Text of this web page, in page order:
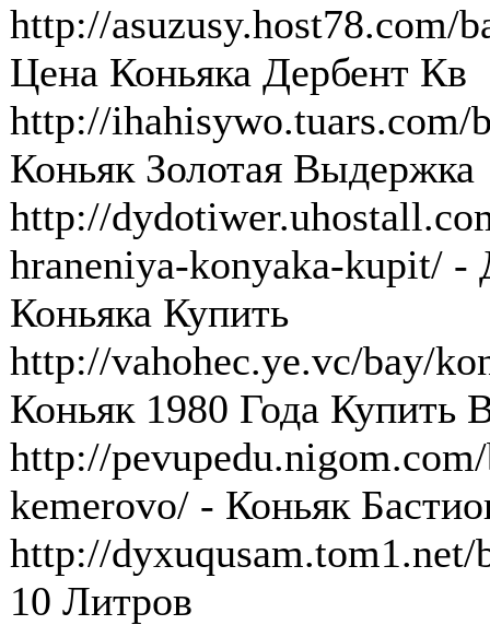
http://asuzusy.host78.com/
Цена Коньяка Дербент Кв
http://
Коньяк Золотая Выдержка
http://
hraneniya-konyaka-kupit/ -
Коньяка Купить
http://vahohec.ye.vc/bay/
Коньяк 1980 Года Купить
http://
kemerovo/ - Коньяк
http://
10 Литров